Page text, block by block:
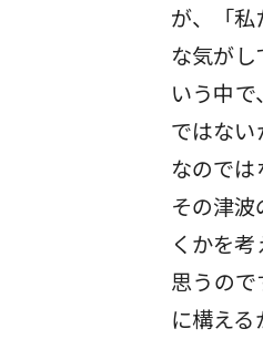
が、「
な気が
いう中
ではな
なので
その津
くかを
思うの
に構え